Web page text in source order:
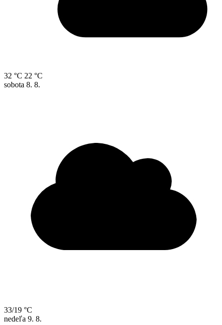
32 °C 22 °C
sobota 8. 8.
33/19 °C
nedeľa 9. 8.